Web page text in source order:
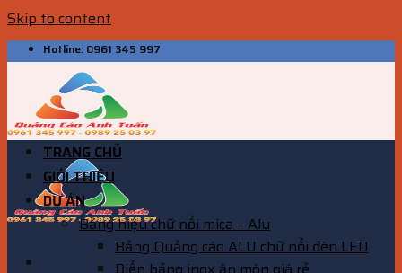
Skip to content
Hotline: 0961 345 997
TRANG CHỦ
GIỚI THIỆU
DỰ ÁN
Bảng hiệu chữ nổi mica – Alu
Bảng Quảng cáo ALU chữ nổi đèn LED